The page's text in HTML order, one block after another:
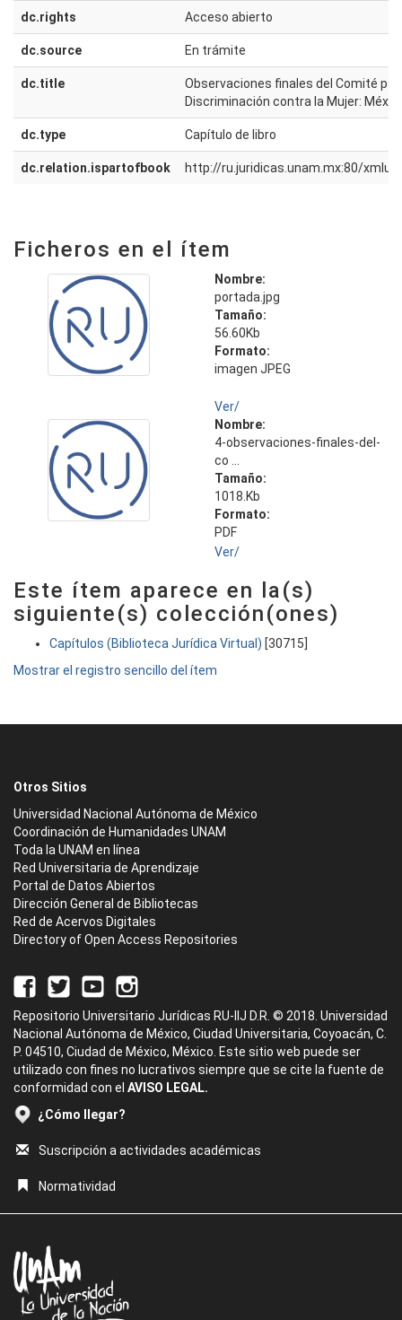
dc.rights Acceso abierto
dc.source En trámite
dc.title
Observaciones finales del Comité
Discriminación contra la Mujer:
dc.type Capítulo de libro
dc.relation.ispartofbook http://ru.juridicas.unam.mx:80/
Ficheros en el ítem
Nombre:
portada.jpg
Tamaño:
56.60Kb
Formato:
imagen JPEG
Ver/
Nombre:
4-observaciones-finales-del-
co ...
Tamaño:
1018.Kb
Formato:
PDF
Ver/
Este ítem aparece en la(s)
siguiente(s) colección(ones)
Capítulos (Biblioteca Jurídica Virtual) [30715]
Mostrar el registro sencillo del ítem
Otros Sitios
Universidad Nacional Autónoma de México
Coordinación de Humanidades UNAM
Toda la UNAM en línea
Red Universitaria de Aprendizaje
Portal de Datos Abiertos
Dirección General de Bibliotecas
Red de Acervos Digitales
Directory of Open Access Repositories
Repositorio Universitario Jurídicas RU-IIJ D.R. © 2018. Universidad
Nacional Autónoma de México, Ciudad Universitaria, Coyoacán, C.
P. 04510, Ciudad de México, México. Este sitio web puede ser
utilizado con fines no lucrativos siempre que se cite la fuente de
conformidad con el AVISO LEGAL.
¿Cómo llegar?
Suscripción a actividades académicas
Normatividad